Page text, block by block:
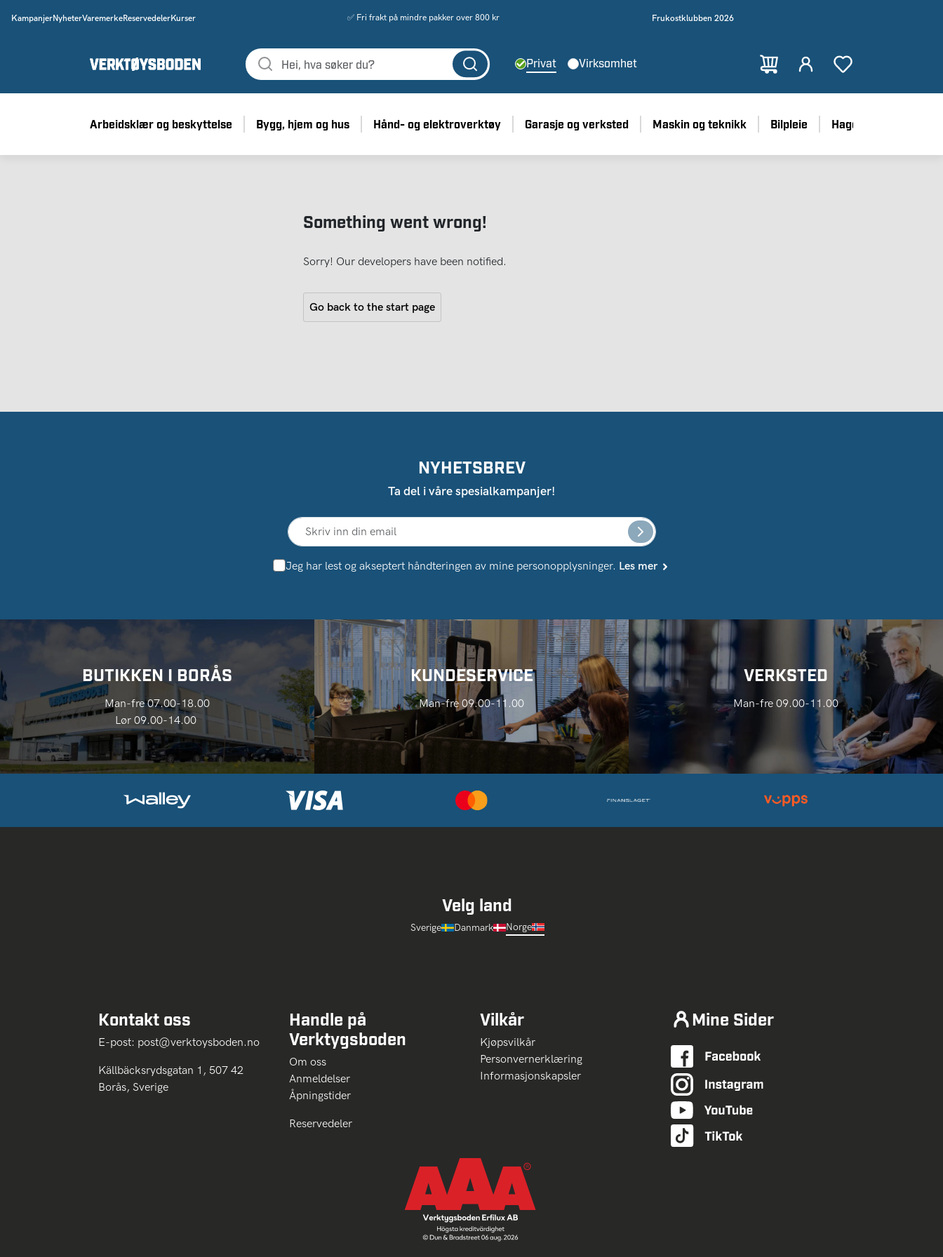
KampanjerNyheterVaremerkeReservedelerKurser ✅ Fri frakt på mindre pakker over 800 kr Frukostklubben 2026
Privat Virksomhet
Arbeidsklær og beskyttelse Bygg, hjem og hus Hånd- og elektroverktøy Garasje og verksted Maskin og teknikk Bilpleie Hage
Something went wrong!
Sorry! Our developers have been notified.
Go back to the start page
NYHETSBREV
Ta del i våre spesialkampanjer!
Jeg har lest og akseptert håndteringen av mine personopplysninger. Les mer
BUTIKKEN I BORÅS
Man-fre 07.00-18.00
Lør 09.00-14.00
KUNDESERVICE
Man-fre 09.00-11.00
VERKSTED
Man-fre 09.00-11.00
Velg land
Sverige Danmark Norge
Kontakt oss
E-post: post@verktoysboden.no
Källbäcksrydsgatan 1, 507 42
Borås, Sverige
Handle på
Verktygsboden
Om oss
Anmeldelser
Åpningstider
Reservedeler
Vilkår
Kjøpsvilkår
Personvernerklæring
Informasjonskapsler
Mine Sider